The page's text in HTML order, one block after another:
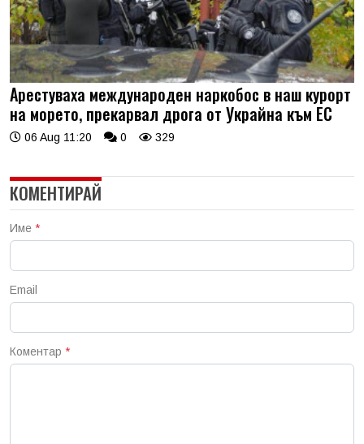
Арестуваха международен наркобос в наш курорт
на морето, прекарвал дрога от Украйна към ЕС
06 Aug 11:20 0 329
КОМЕНТИРАЙ
Име *
Email
Коментар *